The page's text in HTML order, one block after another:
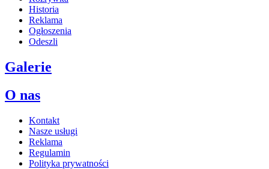
Historia
Reklama
Ogłoszenia
Odeszli
Galerie
O nas
Kontakt
Nasze usługi
Reklama
Regulamin
Polityka prywatności